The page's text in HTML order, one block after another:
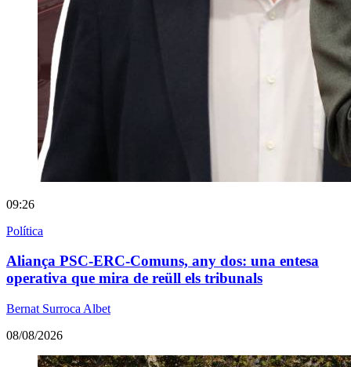
09:26
Política
Aliança PSC-ERC-Comuns, any dos: una entesa
operativa que mira de reüll els tribunals
Bernat Surroca Albet
08/08/2026